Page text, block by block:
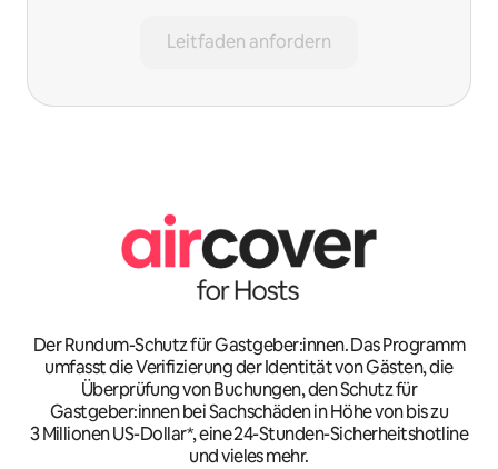
Leitfaden anfordern
Der Rundum-Schutz für Gastgeber:innen. Das Programm
umfasst die Verifizierung der Identität von Gästen, die
Überprüfung von Buchungen, den Schutz für
Gastgeber:innen bei Sachschäden in Höhe von bis zu
3 Millionen US-Dollar*, eine 24-Stunden-Sicherheitshotline
und vieles mehr.